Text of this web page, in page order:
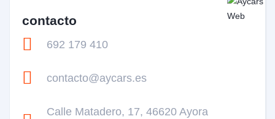
contacto
692 179 410
contacto@aycars.es
Calle Matadero, 17, 46620 Ayora